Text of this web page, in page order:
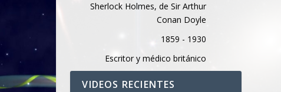
Sherlock Holmes, de Sir Arthur
Conan Doyle
1859 - 1930
Escritor y médico británico
VIDEOS RECIENTES